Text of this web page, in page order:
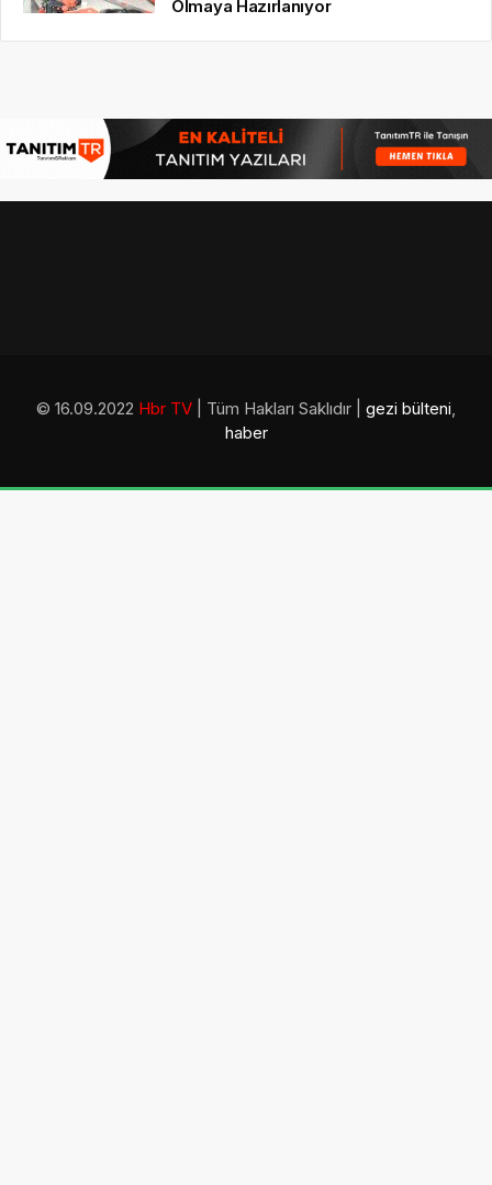
Olmaya Hazırlanıyor
© 16.09.2022 Hbr TV | Tüm Hakları Saklıdır | gezi bülteni,
haber